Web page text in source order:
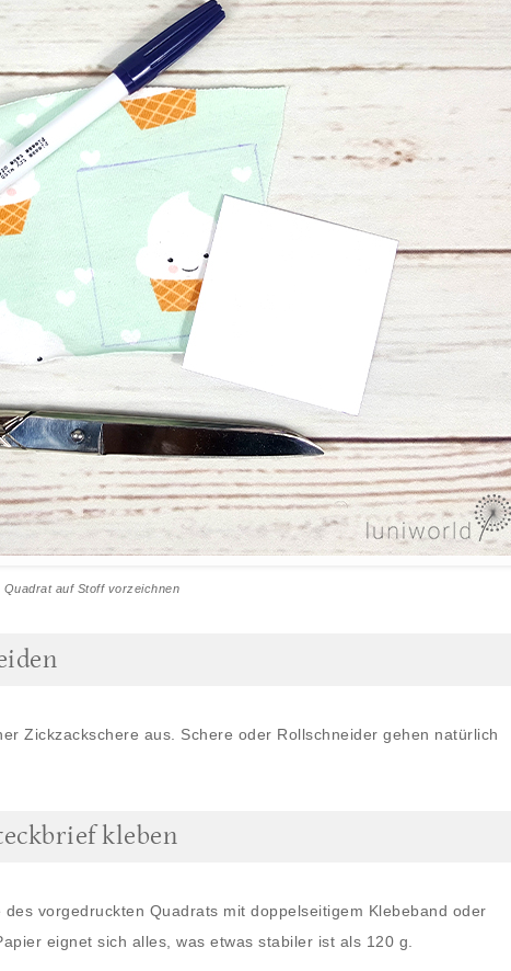
Quadrat auf Stoff vorzeichnen
Zickzackschere aus. Schere oder Rollschneider gehen natürlich
kleben
vorgedruckten Quadrats mit doppelseitigem Klebeband oder
eignet sich alles, was etwas stabiler ist als 120 g.